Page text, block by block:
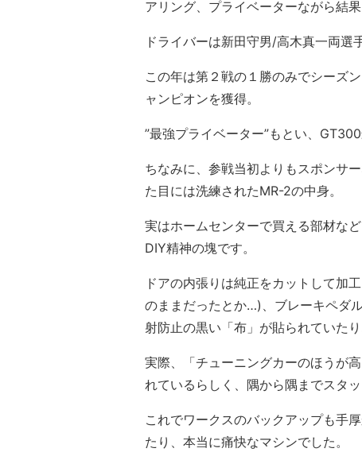
アリング、プライベーターながら結
ドライバーは新田守男/高木真一両選
この年は第２戦の１勝のみでシーズ
ャンピオンを獲得。
”最強プライベーター”もとい、
ちなみに、参戦当初よりもスポンサ
た目には洗練されたMR-2の中身。
実はホームセンターで買える部材な
DIY精神の塊です。
ドアの内張りは純正をカットして加
のままだったとか…)、ブレーキペダ
射防止の黒い「布」が貼られていたり
実際、「チューニングカーのほうが
れているらしく、隅から隅までスタ
これでワークスのバックアップも手
たり、本当に痛快なマシンでした。